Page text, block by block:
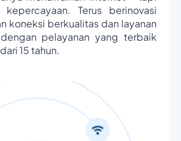
kepercayaan. Terus berinovasi
koneksi berkualitas dan layanan
pelayanan yang terbaik
15 tahun.